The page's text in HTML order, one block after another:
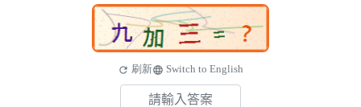
refresh 刷新language Switch to English